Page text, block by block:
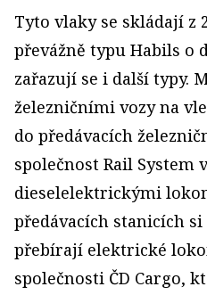
Tyto vlaky se skládají z
převážně typu Habils o
zařazují se i další typy.
železničními vozy na
do předávacích
společnost Rail System
dieselelektrickými
předávacích stanicích
přebírají elektrické
společnosti ČD Cargo,